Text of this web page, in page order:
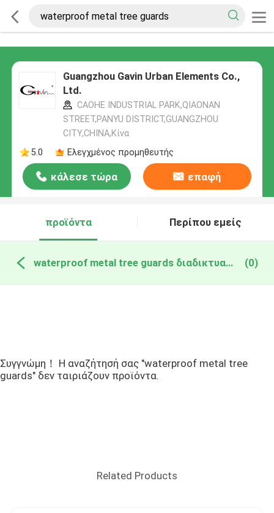
Guangzhou Gavin Urban Elements Co.,
Ltd.
CAOHE INDUSTRIAL PARK,QIAONAN
STREET,PANYU DISTRICT,GUANGZHOU
CITY,CHINA,Κίνα
5.0
Ελεγχμένος προμηθευτής
κάλεσε τώρα επαφή
προϊόντα Περίπου εμείς
waterproof metal tree guards διαδικτυακή κατασκευή (0)
Συγγνώμη！ Η αναζήτησή σας "waterproof metal tree
guards" δεν ταιριάζουν προϊόντα.
Related Products